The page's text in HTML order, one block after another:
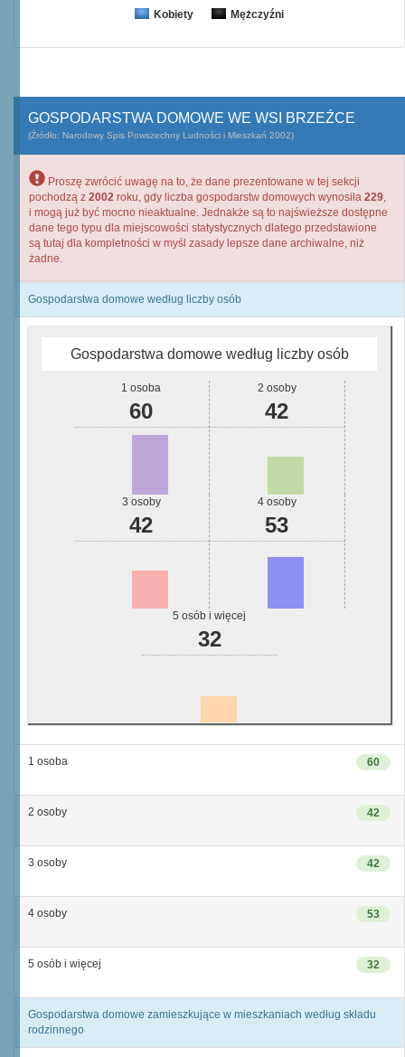
Kobiety Mężczyźni
GOSPODARSTWA DOMOWE WE WSI BRZEŹCE
(Źródło: Narodowy Spis Powszechny Ludności i Mieszkań 2002)
Proszę zwrócić uwagę na to, że dane prezentowane w tej sekcji
pochodzą z 2002 roku, gdy liczba gospodarstw domowych wynosiła 229,
i mogą już być mocno nieaktualne. Jednakże są to najświeższe dostępne
dane tego typu dla miejscowości statystycznych dlatego przedstawione
są tutaj dla kompletności w myśl zasady lepsze dane archiwalne, niż
żadne.
Gospodarstwa domowe według liczby osób
Gospodarstwa domowe według liczby osób
1 osoba
60
2 osoby
42
3 osoby
42
4 osoby
53
5 osób i więcej
32
60
1 osoba
42
2 osoby
42
3 osoby
53
4 osoby
32
5 osób i więcej
Gospodarstwa domowe zamieszkujące w mieszkaniach według składu
rodzinnego